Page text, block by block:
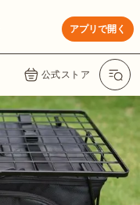
アプリで開く
公式ストア